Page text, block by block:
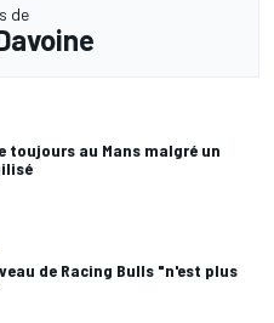
de
toujours au Mans malgré un
de Racing Bulls "n'est plus